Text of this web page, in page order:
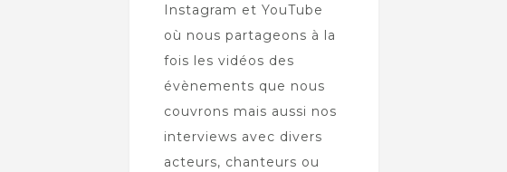
Instagram et YouTube
où nous partageons à la
fois les vidéos des
évènements que nous
couvrons mais aussi nos
interviews avec divers
acteurs, chanteurs ou